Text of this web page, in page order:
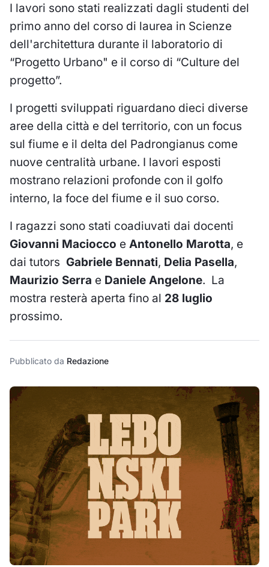
I lavori sono stati realizzati dagli studenti del
primo anno del corso di laurea in Scienze
dell'architettura durante il laboratorio di
“Progetto Urbano" e il corso di “Culture del
progetto”.
I progetti sviluppati riguardano dieci diverse
aree della città e del territorio, con un focus
sul fiume e il delta del Padrongianus come
nuove centralità urbane. I lavori esposti
mostrano relazioni profonde con il golfo
interno, la foce del fiume e il suo corso.
I ragazzi sono stati coadiuvati dai docenti
Giovanni Maciocco e Antonello Marotta, e
dai tutors Gabriele Bennati, Delia Pasella,
Maurizio Serra e Daniele Angelone. La
mostra resterà aperta fino al 28 luglio
prossimo.
Pubblicato da Redazione